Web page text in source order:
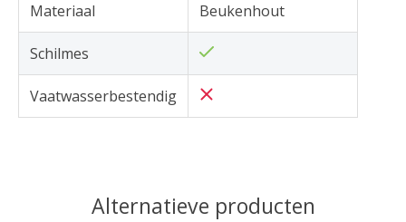
Materiaal Beukenhout
Schilmes
Vaatwasserbestendig
Alternatieve producten